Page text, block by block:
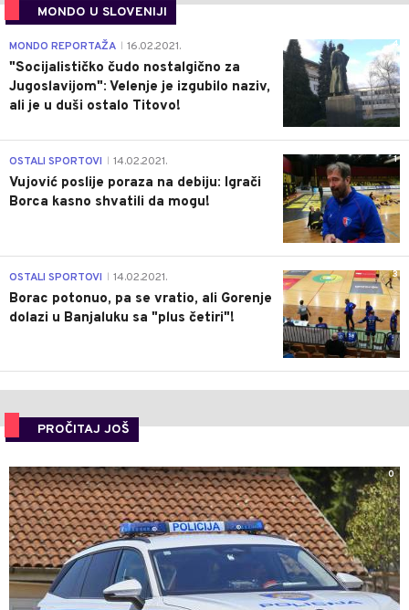
MONDO U SLOVENIJI
4
MONDO REPORTAŽA 16.02.2021.
"Socijalističko čudo nostalgično za
Jugoslavijom": Velenje je izgubilo naziv,
ali je u duši ostalo Titovo!
1
OSTALI SPORTOVI 14.02.2021.
Vujović poslije poraza na debiju: Igrači
Borca kasno shvatili da mogu!
3
OSTALI SPORTOVI 14.02.2021.
Borac potonuo, pa se vratio, ali Gorenje
dolazi u Banjaluku sa "plus četiri"!
PROČITAJ JOŠ
0